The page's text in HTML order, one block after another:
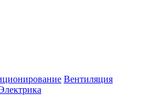
Вентиляция